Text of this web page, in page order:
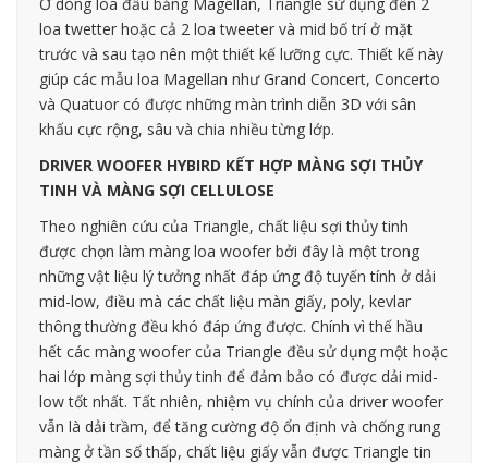
loa twetter hoặc cả 2 loa tweeter và mid bố trí ở mặt
trước và sau tạo nên một thiết kế lưỡng cực. Thiết kế này
giúp các mẫu loa Magellan như Grand Concert, Concerto
và Quatuor có được những màn trình diễn 3D với sân
khấu cực rộng, sâu và chia nhiều từng lớp.
DRIVER WOOFER HYBIRD KẾT HỢP MÀNG SỢI THỦY
TINH VÀ MÀNG SỢI CELLULOSE
Theo nghiên cứu của Triangle, chất liệu sợi thủy tinh
được chọn làm màng loa woofer bởi đây là một trong
những vật liệu lý tưởng nhất đáp ứng độ tuyến tính ở dải
mid-low, điều mà các chất liệu màn giấy, poly, kevlar
thông thường đều khó đáp ứng được. Chính vì thế hầu
hết các màng woofer của Triangle đều sử dụng một hoặc
hai lớp màng sợi thủy tinh để đảm bảo có được dải mid-
low tốt nhất. Tất nhiên, nhiệm vụ chính của driver woofer
vẫn là dải trầm, để tăng cường độ ổn định và chống rung
màng ở tần số thấp, chất liệu giấy vẫn được Triangle tin